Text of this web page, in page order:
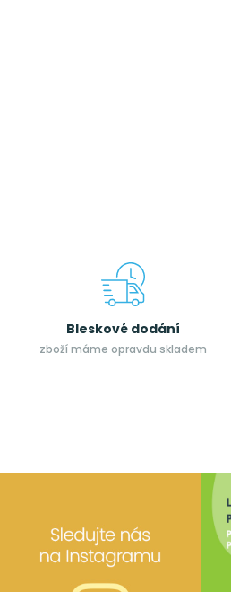
Bleskové dodání
zboží máme opravdu skladem